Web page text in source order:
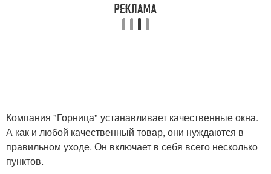
Компания "Горница" устанавливает качественные окна.
А как и любой качественный товар, они нуждаются в
правильном уходе. Он включает в себя всего несколько
пунктов.